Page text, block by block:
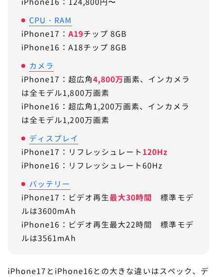
CPU・RAM
iPhone17： A19チップ 8GB
iPhone16：A18チップ 8GB
カメラ
iPhone17：超広角4,800万画素、インカメラ
は全モデル1,800万画素
iPhone16：超広角1,200万画素、インカメラ
は全モデル1,200万画素
ディスプレイ
iPhone17：リフレッシュレート120Hz
iPhone16：リフレッシュレート60Hz
バッテリー
iPhone17：ビデオ再生最大30時間
標準モデ
ルは3600mAh
iPhone16：ビデオ再生最大22時間 標準モデ
ルは3561mAh
iPhone17とiPhone16との大きな違いはスペック、デ